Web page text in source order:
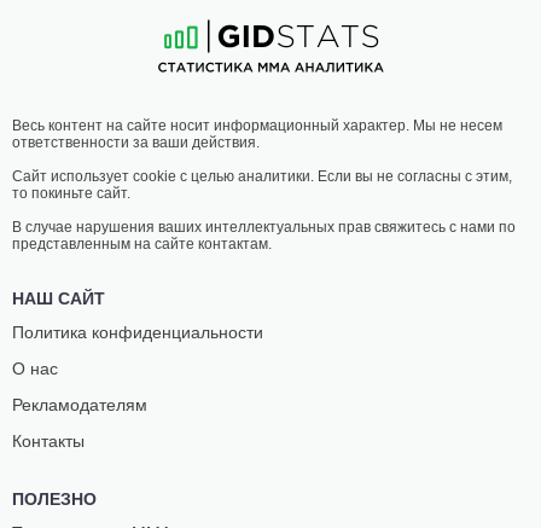
МИТЧЕЛЛ
10-3- 0
20:30 МСК
ПРОМЕЖУТОЧНЫЙ ВЕС
МАЗУР
Весь контент на сайте носит информационный характер. Мы не несем
ответственности за ваши действия.
Сайт использует cookie с целью аналитики. Если вы не согласны с этим,
то покиньте сайт.
В случае нарушения ваших интеллектуальных прав свяжитесь с нами по
представленным на сайте контактам.
НАШ САЙТ
Политика конфиденциальности
О нас
Рекламодателям
Контакты
ПОЛЕЗНО